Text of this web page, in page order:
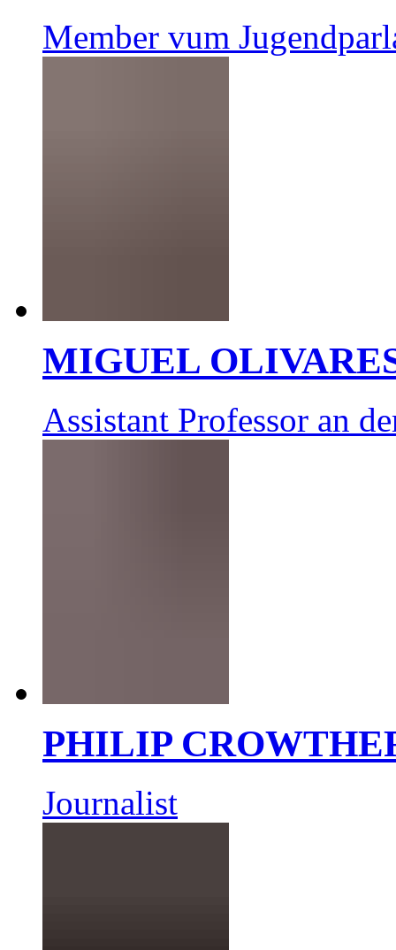
Member vum
MIGUEL
Assistant Professor an
PHILIP
Journalist